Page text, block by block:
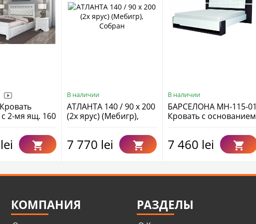
2-мя ящ. 160
В наличии
АТЛАНТА 140 / 90 х 200
(2х ярус) (Мебигр),
7 770 lei
В наличии
БАРСЕЛОНА МН-115-01
Кровать с основанием
7 460 lei
КОМПАНИЯ РАЗДЕЛЫ